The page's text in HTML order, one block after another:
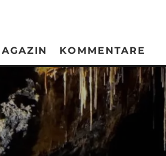
KOMMENTARE